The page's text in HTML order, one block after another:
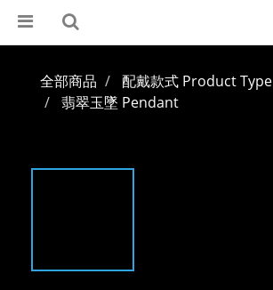
全部商品
配戴款式 Product Type
翡翠玉墜 Pendant